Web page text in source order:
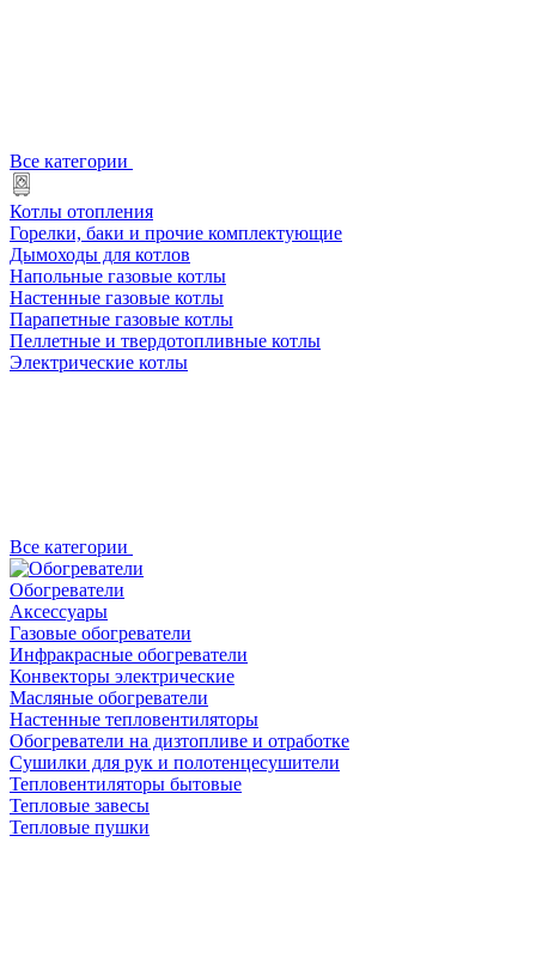
Все категории
Котлы отопления
Горелки, баки и прочие комплектующие
Дымоходы для котлов
Напольные газовые котлы
Настенные газовые котлы
Парапетные газовые котлы
Пеллетные и твердотопливные котлы
Электрические котлы
Все категории
Обогреватели
Аксессуары
Газовые обогреватели
Инфракрасные обогреватели
Конвекторы электрические
Масляные обогреватели
Настенные тепловентиляторы
Обогреватели на дизтопливе и отработке
Сушилки для рук и полотенцесушители
Тепловентиляторы бытовые
Тепловые завесы
Тепловые пушки